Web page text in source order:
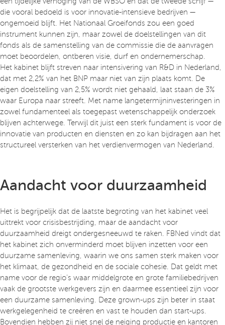
die vooral bedoeld is voor innovatie-intensieve bedrijven —
ongemoeid blijft. Het Nationaal Groeifonds zou een goed
instrument kunnen zijn, maar zowel de doelstellingen van dit
fonds als de samenstelling van de commissie die de aanvragen
moet beoordelen, ontberen visie, durf en ondernemerschap.
Het kabinet blijft streven naar intensivering van R&D in Nederland,
dat met 2,2% van het BNP maar niet van zijn plaats komt. De
eigen doelstelling van 2,5% wordt niet gehaald, laat staan de 3%
waar Europa naar streeft. Met name langetermijninvesteringen in
zowel fundamenteel als toegepast wetenschappelijk onderzoek
blijven achterwege. Terwijl dit juist een sterk fundament is voor de
innovatie van producten en diensten en zo kan bijdragen aan het
structureel versterken van het verdienvermogen van Nederland.
Aandacht voor duurzaamheid
Het is begrijpelijk dat de laatste begroting van het kabinet veel
uittrekt voor crisisbestrijding, maar de aandacht voor
duurzaamheid dreigt ondergesneeuwd te raken. FBNed vindt dat
het kabinet zich onverminderd moet blijven inzetten voor een
duurzame samenleving, waarin we ons samen sterk maken voor
het klimaat, de gezondheid en de sociale cohesie. Dat geldt met
name voor de regio’s waar middelgrote en grote familiebedrijven
vaak de grootste werkgevers zijn en daarmee essentieel zijn voor
een duurzame samenleving. Deze grown-ups zijn beter in staat
werkgelegenheid te creëren en vast te houden dan start-ups.
Bovendien hebben zij niet snel de neiging productie en kantoren